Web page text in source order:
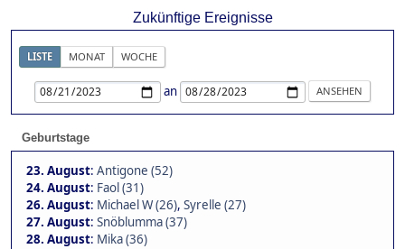
Zukünftige Ereignisse
LISTE MONAT WOCHE
an
Geburtstage
23. August: Antigone (52)
24. August: Faol (31)
26. August: Michael W (26), Syrelle (27)
27. August: Snöblumma (37)
28. August: Mika (36)